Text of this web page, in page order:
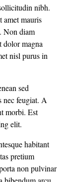
nibh.
amet mauris
Non diam
dolor magna
nisl purus in
sed
nec feugiat. A
morbi. Est
elit.
habitant
pretium
non pulvinar